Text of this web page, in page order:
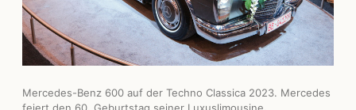
Mercedes-Benz 600 auf der Techno Classica 2023. Mercedes